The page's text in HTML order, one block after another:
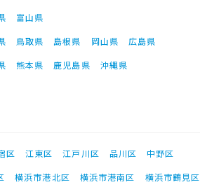
富山県
鳥取県 島根県 岡山県
広島県
熊本県 鹿児島県 沖縄県
区 江東区 江戸川区 品川区
中野区
横浜市港北区 横浜市港南区 横浜市鶴見区